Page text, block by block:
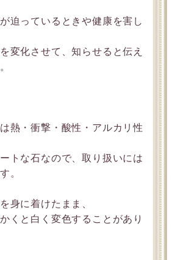
迫っているときや健康を害し
変化させて、知らせると伝え
熱・衝撃・酸性・アルカリ性
トな石なので、取り扱いには
。
身に着けたまま、
くと白く変色することがあり